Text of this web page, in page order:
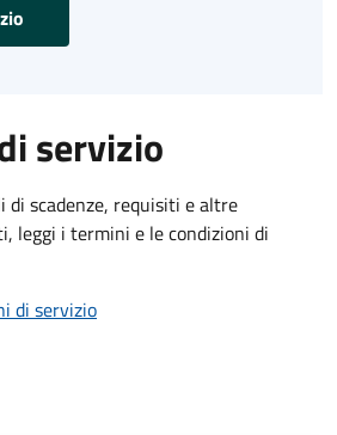
servizio
di scadenze, requisiti e altre
leggi i termini e le condizioni di
di servizio